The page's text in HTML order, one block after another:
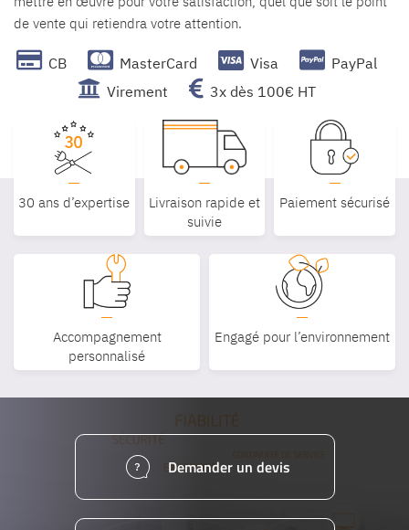
de vente qui retiendra votre attention.
CB MasterCard Visa
PayPal
Virement
3x dès 100€ HT
30 ans d’expertise
Livraison rapide et
suivie
Paiement sécurisé
Accompagnement
personnalisé
Engagé pour l’environnement
Demander un devis